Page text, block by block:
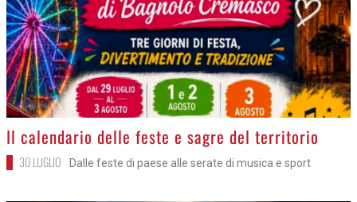
>
Il calendario delle feste e sagre del territorio
30 LUGLIO Dalle feste di paese alle serate di musica e sport